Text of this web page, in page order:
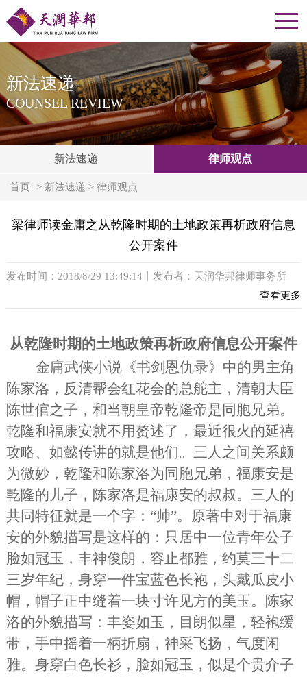
新法速递
COUNSEL REVIEW
新法速递 律师观点
首页 > 新法速递 > 律师观点
梁律师读金庸之从乾隆时期的土地政策再析政府信息
公开案件
发布时间：2018/8/29 13:49:14丨发布者：天润华邦律师事务所
查看更多
从乾隆时期的土地政策再析政府信息公开案件
金庸武侠小说《书剑恩仇录》中的男主角
陈家洛，反清帮会红花会的总舵主，清朝大臣
陈世倌之子，和当朝皇帝乾隆帝是同胞兄弟。
乾隆和福康安就不用赘述了，最近很火的延禧
攻略、如懿传讲的就是他们。三人之间关系颇
为微妙，乾隆和陈家洛为同胞兄弟，福康安是
乾隆的儿子，陈家洛是福康安的叔叔。三人的
共同特征就是一个字： “帅”。原著中对于福康
安的外貌描写是这样的： 只居中一位青年公子
脸如冠玉，丰神俊朗，容止都雅，约莫三十二
三岁年纪，身穿一件宝蓝色长袍，头戴瓜皮小
帽，帽子正中缝着一块寸许见方的美玉。 陈家
洛的外貌描写： 丰姿如玉，目朗似星，轻袍缓
带，手中摇着一柄折扇，神采飞扬，气度闲
雅。身穿白色长衫，脸如冠玉，似是个贵介子